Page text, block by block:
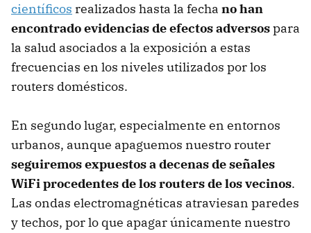
científicos realizados hasta la fecha no han
encontrado evidencias de efectos adversospara
la salud asociados a la exposición a estas
frecuencias en los niveles utilizados por los
routers domésticos.
En segundo lugar, especialmente en entornos
urbanos, aunque apaguemos nuestro router
seguiremos expuestos a decenas de señales
WiFi procedentes de los routers de los vecinos.
Las ondas electromagnéticas atraviesan paredes
y techos, por lo que apagar únicamente nuestro